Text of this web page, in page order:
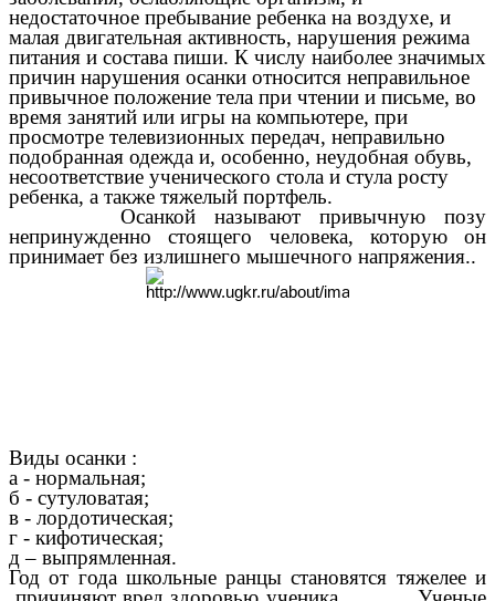
недостаточное пребывание ребенка на воздухе, и
малая двигательная активность, нарушения режима
питания и состава пиши. К числу наиболее значимых
причин нарушения осанки относится неправильное
привычное положение тела при чтении и письме, во
время занятий или игры на компьютере, при
просмотре телевизионных передач, неправильно
подобранная одежда и, особенно, неудобная обувь,
несоответствие ученического стола и стула росту
ребенка, а также тяжелый портфель.
Осанкой называют привычную позу
непринужденно стоящего человека, которую он
принимает без излишнего мышечного напряжения..
Виды осанки :
а - нормальная;
б - сутуловатая;
в - лордотическая;
г - кифотическая;
д – выпрямленная.
Год от года школьные ранцы становятся тяжелее и